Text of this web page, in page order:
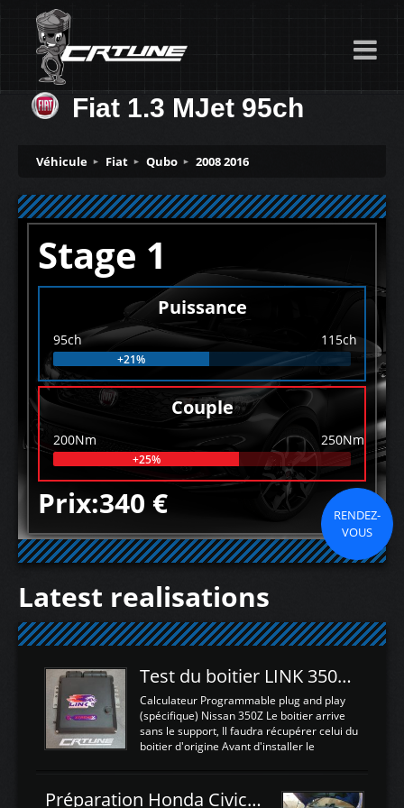
Fiat 1.3 MJet 95ch
Véhicule Fiat Qubo 2008 2016
Stage 1
Puissance
95ch 115ch
+21%
Couple
200Nm 250Nm
+25%
Prix:340 €
RENDEZ-
VOUS
Latest realisations
Test du boitier LINK 350Z Plugin ECU
Calculateur Programmable plug and play
(spécifique) Nissan 350Z Le boitier arrive
sans le support, Il faudra récupérer celui du
boitier d'origine Avant d'installer le
d'envoyer l'information de la large bande
Préparation Honda Civic Type R FK2